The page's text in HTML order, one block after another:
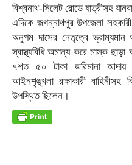
বিশ্বনাথ-সিলেট রোডে যাত্রীসহ
এদিকে জগন্নাথপুর উপজেলা সহকারী
অনুপম দাসের নেতৃত্বে ভ্রাম্যমান
স্বাস্থ্যবিধি অমান্য করে মাস্ক
৭শত ৫০ টাকা জরিমানা আদায়
আইনশৃঙ্খলা রক্ষাকারী বাহিনীসহ
উপস্থিত ছিলেন।